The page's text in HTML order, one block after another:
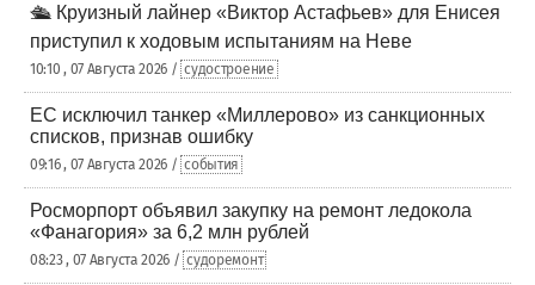
🛳️ Круизный лайнер «Виктор Астафьев» для Енисея
приступил к ходовым испытаниям на Неве
10:10 , 07 Августа 2026 / судостроение
ЕС исключил танкер «Миллерово» из санкционных
списков, признав ошибку
09:16 , 07 Августа 2026 / события
Росморпорт объявил закупку на ремонт ледокола
«Фанагория» за 6,2 млн рублей
08:23 , 07 Августа 2026 / судоремонт